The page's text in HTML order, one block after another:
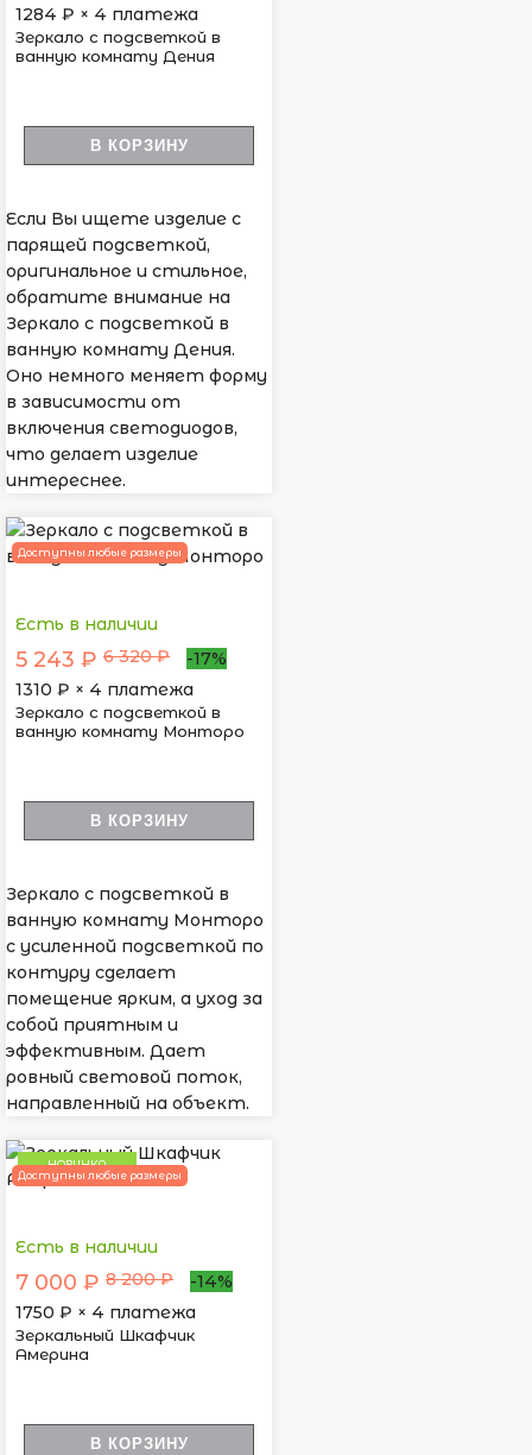
1284 ₽ × 4 платежа
Зеркало с подсветкой в
ванную комнату Дения
В КОРЗИНУ
Если Вы ищете изделие с
парящей подсветкой,
оригинальное и стильное,
обратите внимание на
Зеркало с подсветкой в
ванную комнату Дения.
Оно немного меняет форму
в зависимости от
включения светодиодов,
что делает изделие
интереснее.
Доступны любые размеры
Есть в наличии
5 243 ₽ 6 320 ₽
-17%
1310 ₽ × 4 платежа
Зеркало с подсветкой в
ванную комнату Монторо
В КОРЗИНУ
Зеркало с подсветкой в
ванную комнату Монторо
с усиленной подсветкой по
контуру сделает
помещение ярким, а уход за
собой приятным и
эффективным. Дает
ровный световой поток,
направленный на объект.
НОВИНКА
Доступны любые размеры
Есть в наличии
7 000 ₽ 8 200 ₽
-14%
1750 ₽ × 4 платежа
Зеркальный Шкафчик
Америна
В КОРЗИНУ